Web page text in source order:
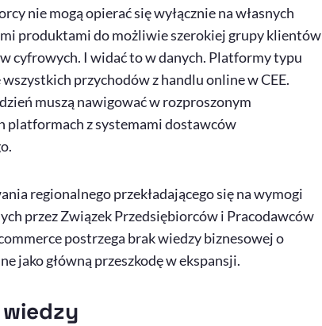
nie mogą opierać się wyłącznie na własnych
produktami do możliwie szerokiej grupy klientów
cyfrowych. I widać to w danych. Platformy typu
przychodów z handluonlinewCEE.
muszą nawigować w rozproszonym
platformach z systemami dostawców
regionalnego przekładającego się na wymogi
przez Związek Przedsiębiorców i Pracodawców
postrzega brak wiedzy biznesowej o
jako główną przeszkodę w ekspansji.
wiedzy